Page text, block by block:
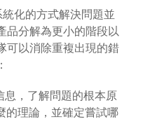
化的方式解決問題並
品分解為更小的階段以
可以消除重複出現的錯
，了解問題的根本原
的理論，並確定嘗試哪